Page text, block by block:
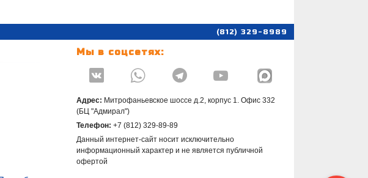
(812) 329-8989
Мы в соцсетях:
   
Адрес: Митрофаньевское шоссе д.2, корпус 1. Офис 332
(БЦ "Адмирал")
Телефон: +7 (812) 329-89-89
Данный интернет-сайт носит исключительно
информационный характер и не является публичной
офертой